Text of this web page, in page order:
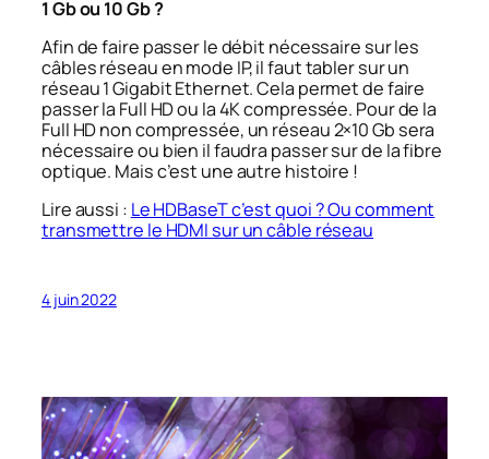
1 Gb ou 10 Gb ?
Afin de faire passer le débit nécessaire sur les
câbles réseau en mode IP, il faut tabler sur un
réseau 1 Gigabit Ethernet. Cela permet de faire
passer la Full HD ou la 4K compressée. Pour de la
Full HD non compressée, un réseau 2×10 Gb sera
nécessaire ou bien il faudra passer sur de la fibre
optique. Mais c’est une autre histoire !
Lire aussi : Le HDBaseT c’est quoi ? Ou comment
transmettre le HDMI sur un câble réseau
4 juin 2022